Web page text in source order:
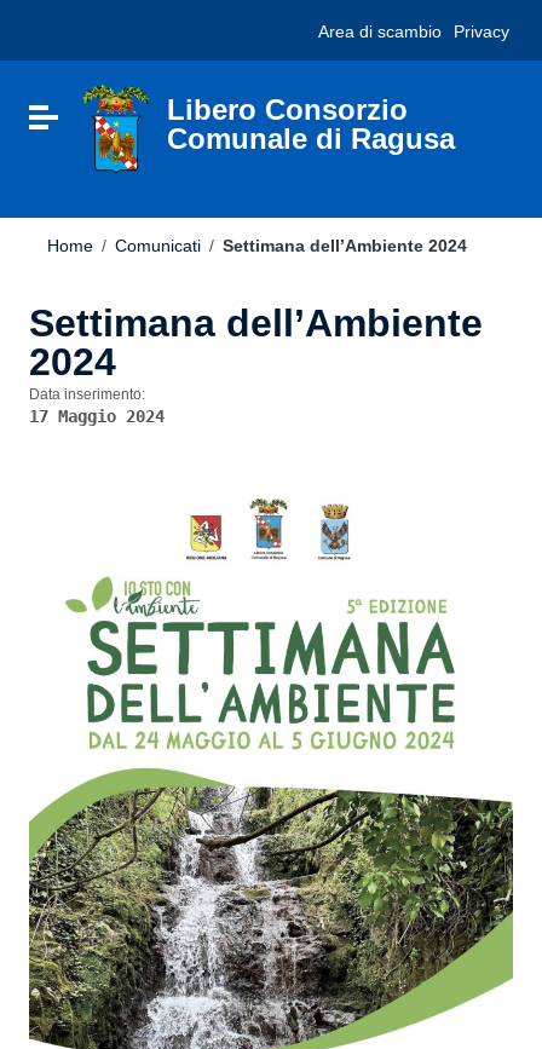
sito
include
Vai al footer
Area di scambio Privacy
Attiva / disattiva la navigazione
Libero Consorzio
Comunale di Ragusa
Home / Comunicati / Settimana dell’Ambiente 2024
Settimana dell’Ambiente
2024
Data inserimento:
17 Maggio 2024